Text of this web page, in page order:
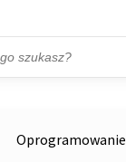
Oprogramowanie